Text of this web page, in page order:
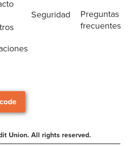
Seguridad
Preguntas
frecuentes
Union. All rights reserved.